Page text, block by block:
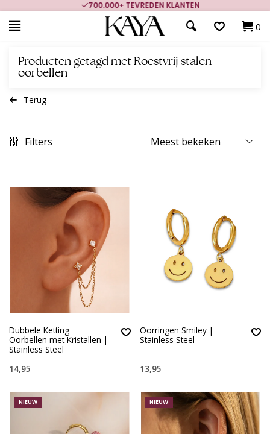
700.000+ TEVREDEN KLANTEN
0
Producten getagd met Roestvrij stalen
oorbellen
Terug
Filters
Dubbele Ketting
Oorbellen met Kristallen |
Stainless Steel
14,95
Oorringen Smiley |
Stainless Steel
13,95
NIEUW NIEUW